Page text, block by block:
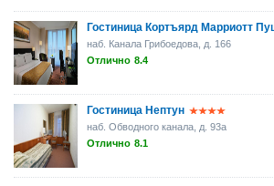
Гостиница Кортъярд Марриотт
наб. Канала Грибоедова, д. 166
Отлично 8.4
Гостиница Нептун
наб. Обводного канала, д. 93а
Отлично 8.1